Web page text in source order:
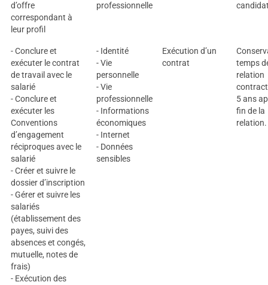
d’offre
correspondant à
leur profil
professionnelle
- Conclure et
exécuter le contrat
de travail avec le
salarié
- Conclure et
exécuter les
Conventions
d’engagement
réciproques avec le
salarié
- Créer et suivre le
dossier d’inscription
- Gérer et suivre les
salariés
(établissement des
payes, suivi des
absences et congés,
mutuelle, notes de
frais)
- Exécution des
- Identité
- Vie
personnelle
- Vie
professionnelle
- Informations
économiques
- Internet
- Données
sensibles
Exécution d’un
contrat
temps
relation
5 ans
fin de la
relation.